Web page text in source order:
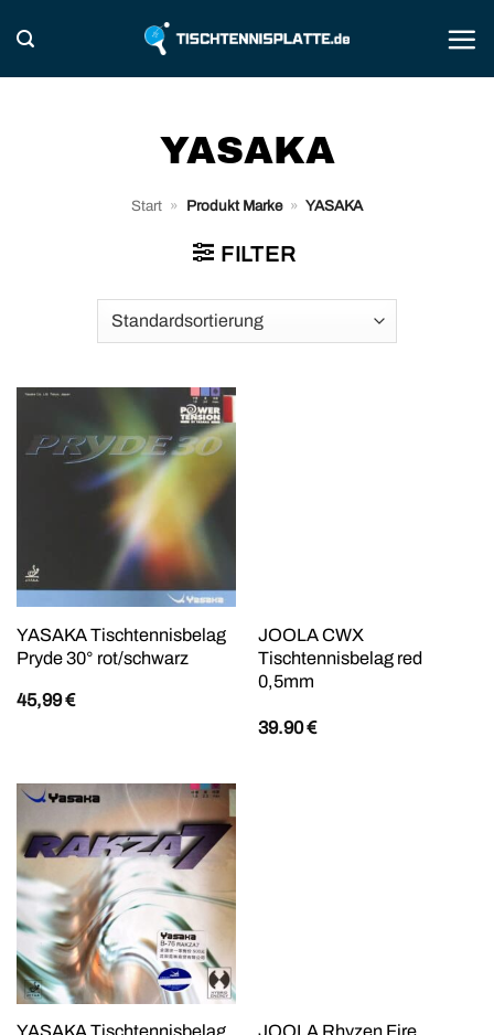
Inhalt
springen
YASAKA
Start » Produkt Marke » YASAKA
FILTER
YASAKA Tischtennisbelag
Pryde 30° rot/schwarz
45,99€
JOOLA CWX
Tischtennisbelag red
0,5mm
39.90€